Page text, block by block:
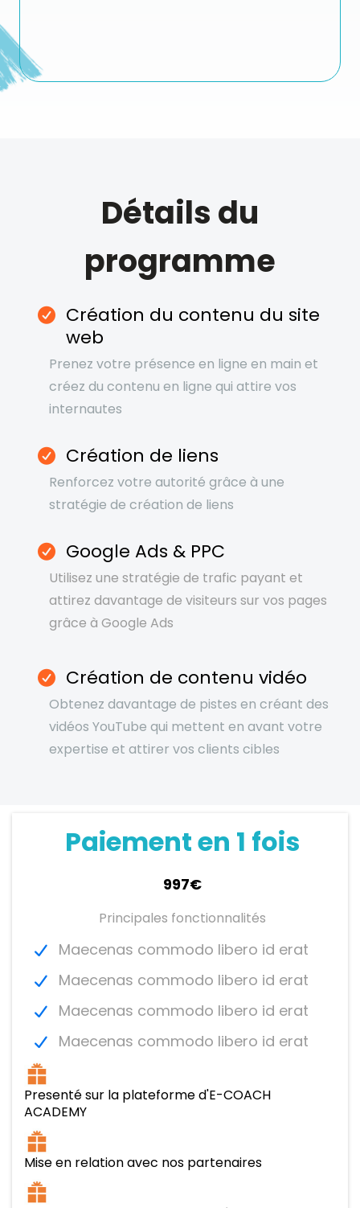
Détails du
programme
Création du contenu du site
web
Prenez votre présence en ligne en main et
créez du contenu en ligne qui attire vos
internautes
Création de liens
Renforcez votre autorité grâce à une
stratégie de création de liens
Google Ads & PPC
Utilisez une stratégie de trafic payant et
attirez davantage de visiteurs sur vos pages
grâce à Google Ads
Création de contenu vidéo
Obtenez davantage de pistes en créant des
vidéos YouTube qui mettent en avant votre
expertise et attirer vos clients cibles
Paiement en 1 fois
997€
Principales fonctionnalités
Maecenas commodo libero id erat
Maecenas commodo libero id erat
Maecenas commodo libero id erat
Maecenas commodo libero id erat
Presenté sur la plateforme d'E-COACH
ACADEMY
Mise en relation avec nos partenaires